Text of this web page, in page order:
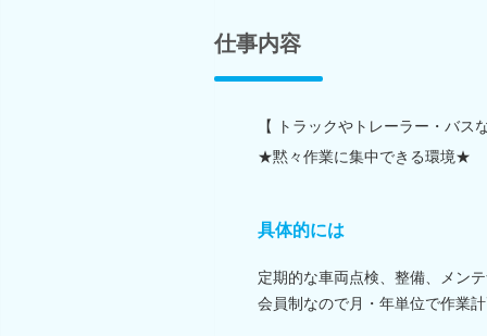
仕事内容
【 トラックやトレーラー・バ
★黙々作業に集中できる環境★
具体的には
定期的な車両点検、整備、メン
会員制なので月・年単位で作業